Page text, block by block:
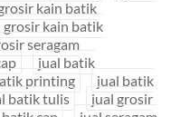
kain batik
grosir kain batik
seragam
jual batik
printing
jual batik
batik tulis
jual grosir